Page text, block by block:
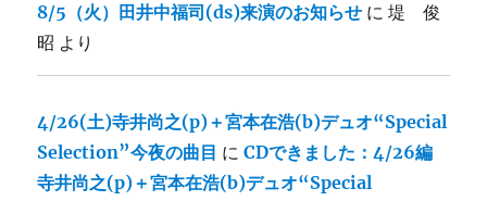
8/5（火）田井中福司(ds)来演のお知らせ に堤 俊
昭 より
4/26(土)寺井尚之(p)＋宮本在浩(b)デュオ“Special
Selection”今夜の曲目 にCDできました：4/26編
寺井尚之(p)＋宮本在浩(b)デュオ“Special